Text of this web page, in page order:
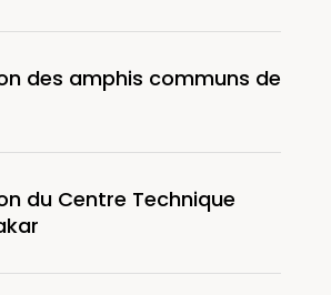
des amphis communs de
du Centre Technique